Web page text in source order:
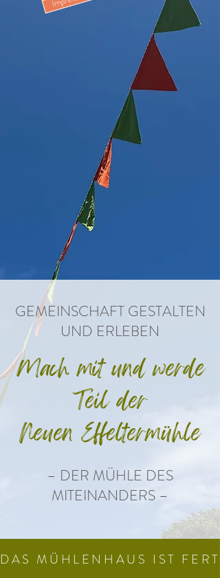
GEMEINSCHAFT GESTALTEN
UND ERLEBEN
Mach mit und werde
Teil der
Neuen Effeltermühle
– DER MÜHLE DES
MITEINANDERS –
DAS MÜHLENHAUS IST